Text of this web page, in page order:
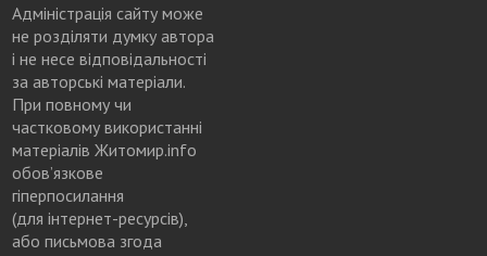
Адміністрація сайту може
не розділяти думку автора
і не несе відповідальності
за авторські матеріали.
При повному чи
частковому використанні
матеріалів Житомир.info
обов’язкове
гіперпосилання
(для інтернет-ресурсів),
або письмова згода